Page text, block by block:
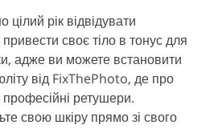
рік відвідувати
своє тіло в тонус для
адже ви можете встановити
від FixThePhoto, де про
ретушери.
свою шкіру прямо зі свого